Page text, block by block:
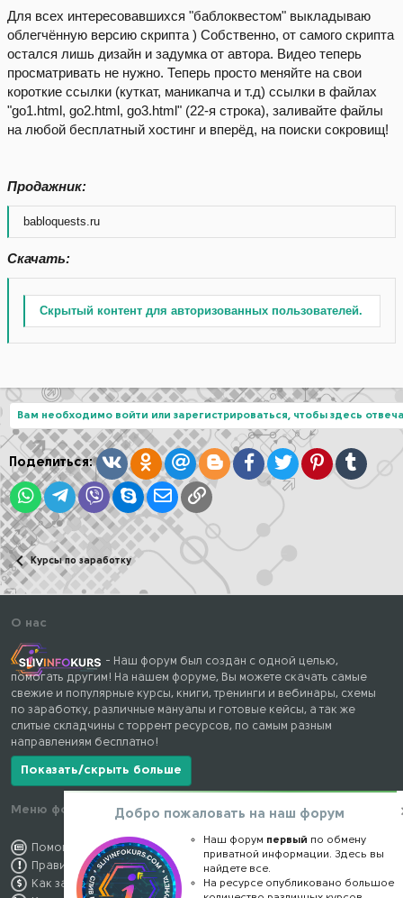
Для всех интересовавшихся "баблоквестом" выкладываю
облегчённую версию скрипта ) Собственно, от самого скрипта
остался лишь дизайн и задумка от автора. Видео теперь
просматривать не нужно. Теперь просто меняйте на свои
короткие ссылки (куткат, маникапча и т.д) ссылки в файлах
"go1.html, go2.html, go3.html" (22-я строка), заливайте файлы
на любой бесплатный хостинг и вперёд, на поиски сокровищ!
Продажник:
babloquests.ru
Скачать:
Скрытый контент для авторизованных пользователей.
Вам необходимо войти или зарегистрироваться, чтобы здесь
Поделиться: ВконтактеОдноклассники
Mail.ruBloggerFacebook
TwitterPinterestTumblr
WhatsAppTelegram
Viber SkypeЭлектронная почта
Ссылка
Курсы по заработку
О нас
- Наш форум был создан с одной целью,
помогать другим! На нашем форуме, Вы можете скачать самые
свежие и популярные курсы, книги, тренинги и вебинары, схемы
по заработку, различные мануалы и готовые кейсы, а так же
слитые складчины с торрент ресурсов, по самым разным
направлениям бесплатно!
Показать/скрыть больше
Меню форума
Помощь по форуму
Правила форума
Как заработать
Наши контакты
kursstore@mail.ru
Обратная связь
Конфиденциальность
Добро пожаловать на наш форум
Наш форум первый по обмену
приватной информации. Здесь вы
найдете все.
На ресурсе опубликовано большое